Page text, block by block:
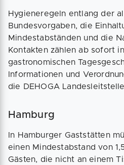
Hygieneregeln entlang der
Bundesvorgaben, die
Mindestabständen und die
Kontakten zählen ab sofort
gastronomischen
Informationen und
die DEHOGA
Hamburg
In Hamburger Gaststätten
einen Mindestabstand von
Gästen, die nicht an einem